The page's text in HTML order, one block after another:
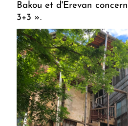
Bakou et d'Erevan
3+3 ».